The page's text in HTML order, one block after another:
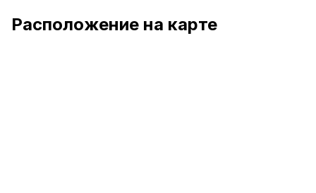
Расположение на карте